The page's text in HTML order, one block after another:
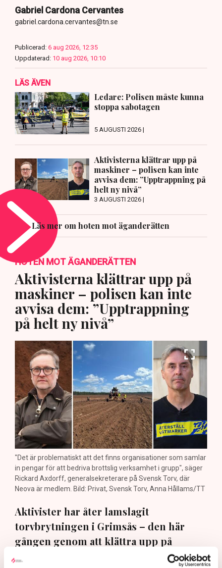
Gabriel Cardona Cervantes
gabriel.cardona.cervantes@tn.se
Publicerad: 6 aug 2026, 12:35
Uppdaterad: 10 aug 2026, 10:10
LÄS ÄVEN
Ledare: Polisen måste kunna
stoppa sabotagen
5 AUGUSTI 2026 |
Aktivisterna klättrar upp på
maskiner – polisen kan inte
avvisa dem: ”Upptrappning på
helt ny nivå”
3 AUGUSTI 2026 |
Läs mer om hoten mot äganderätten
HOTEN MOT ÄGANDERÄTTEN
Aktivisterna klättrar upp på
maskiner – polisen kan inte
avvisa dem: ”Upptrappning
på helt ny nivå”
"Det är problematiskt att det finns organisationer som samlar
in pengar för att bedriva brottslig verksamhet i grupp", säger
Rickard Axdorff, generalsekreterare på Svensk Torv, där
Neova är medlem. Bild: Privat, Svensk Torv, Anna Hållams/TT
Aktivister har åter lamslagit
torvbrytningen i Grimsås – den här
gången genom att klättra upp på
maskiner, gräva igen diken och sprida